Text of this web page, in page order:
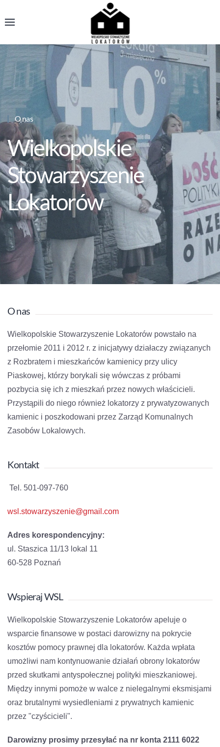
O nas
Wielkopolskie
Stowarzyszenie
Lokatorów
O nas
Wielkopolskie Stowarzyszenie Lokatorów powstało na
przełomie 2011 i 2012 r. z inicjatywy działaczy związanych
z Rozbratem i mieszkańców kamienicy przy ulicy
Piaskowej, którzy borykali się wówczas z próbami
pozbycia się ich z mieszkań przez nowych właścicieli.
Przystąpili do niego również lokatorzy z prywatyzowanych
kamienic i poszkodowani przez Zarząd Komunalnych
Zasobów Lokalowych.
Kontakt
Tel. 501-097-760
wsl.stowarzyszenie@gmail.com
Adres korespondencyjny:
ul. Staszica 11/13 lokal 11
60-528 Poznań
Wspieraj WSL
Wielkopolskie Stowarzyszenie Lokatorów apeluje o
wsparcie finansowe w postaci darowizny na pokrycie
kosztów pomocy prawnej dla lokatorów. Każda wpłata
umożliwi nam kontynuowanie działań obrony lokatorów
przed skutkami antyspołecznej polityki mieszkaniowej.
Między innymi pomoże w walce z nielegalnymi eksmisjami
oraz brutalnymi wysiedleniami z prywatnych kamienic
przez "czyścicieli".
Darowizny prosimy przesyłać na nr konta 2111 6022